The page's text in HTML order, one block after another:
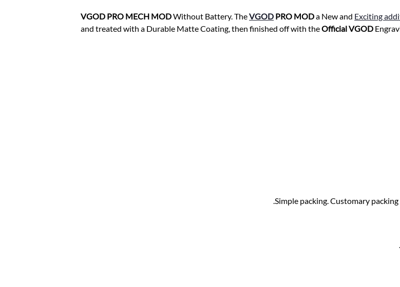
VGOD PRO MECH MODWithout Battery. TheVGOD PRO MODa New and Exciting
and treated with a Durable Matte Coating, then finished off with theOfficial VGOD
Simple packing. Customary